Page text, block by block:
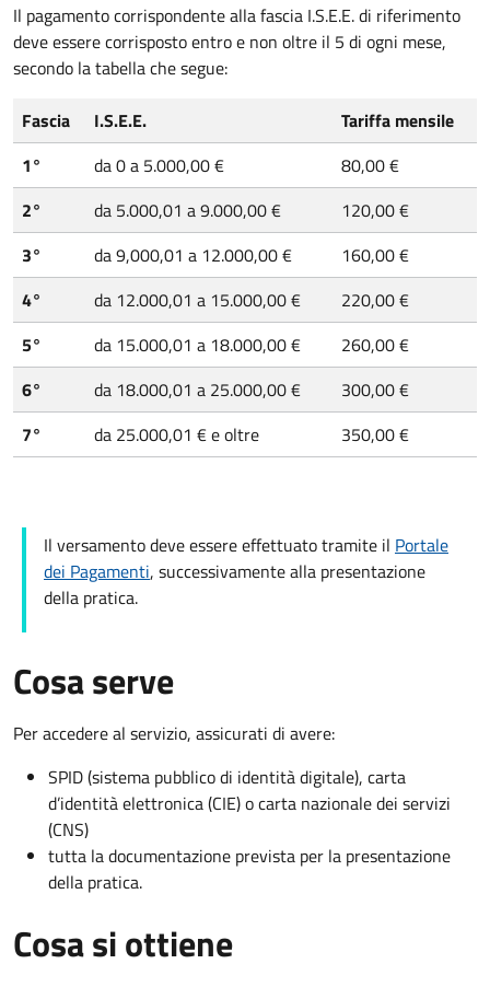
Il pagamento corrispondente alla fascia I.S.E.E. di riferimento
deve essere corrisposto entro e non oltre il 5 di ogni mese,
secondo la tabella che segue:
Fascia
I.S.E.E.
Tariffa mensile
1°
da 0 a 5.000,00 €
80,00 €
2°
da 5.000,01 a 9.000,00 €
120,00 €
3°
da 9,000,01 a 12.000,00 €
160,00 €
4°
da 12.000,01 a 15.000,00 €
220,00 €
5°
da 15.000,01 a 18.000,00 €
260,00 €
6°
da 18.000,01 a 25.000,00 €
300,00 €
7°
da 25.000,01 € e oltre 350,00 €
Il versamento deve essere effettuato tramite il Portale
dei Pagamenti, successivamente alla presentazione
della pratica.
Cosa serve
Per accedere al servizio, assicurati di avere:
SPID (sistema pubblico di identità digitale), carta
d’identità elettronica (CIE) o carta nazionale dei servizi
(CNS)
tutta la documentazione prevista per la presentazione
della pratica.
Cosa si ottiene